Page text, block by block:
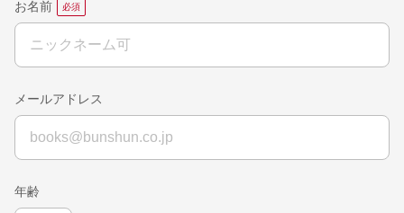
お名前
メールアドレス
年齢